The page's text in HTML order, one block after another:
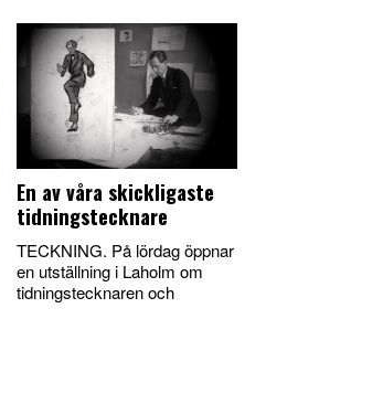
En av våra skickligaste
tidningstecknare
TECKNING. På lördag öppnar
en utställning i Laholm om
tidningstecknaren och